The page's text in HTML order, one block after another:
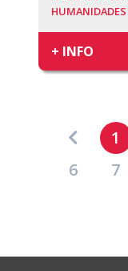
HUMANIDADES
+ INFO
1
6
7